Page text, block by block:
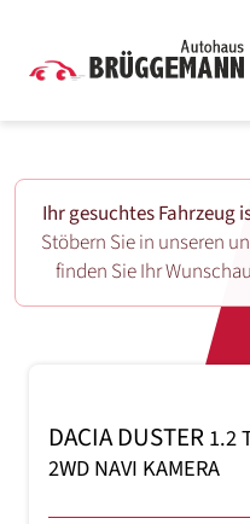
Ihr gesuchtes Fahrzeug
Stöbern Sie in unseren
finden Sie Ihr
DACIA DUSTER1.2
2WD NAVI KAMERA